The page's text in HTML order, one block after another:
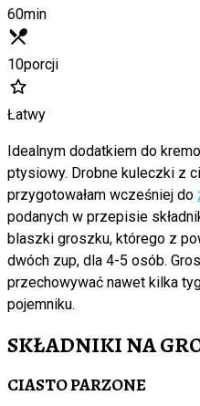
60min
10porcji
Łatwy
Idealnym dodatkiem do
ptysiowy. Drobne kuleczki z
przygotowałam wcześniej do
podanych w przepisie
blaszki groszku, którego z
dwóch zup, dla 4-5 osób.
przechowywać nawet kilka
pojemniku.
SKŁADNIKI NA
CIASTO PARZONE